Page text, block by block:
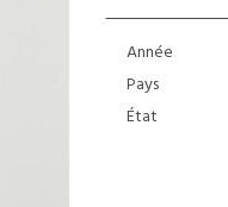
Année
Pays
État